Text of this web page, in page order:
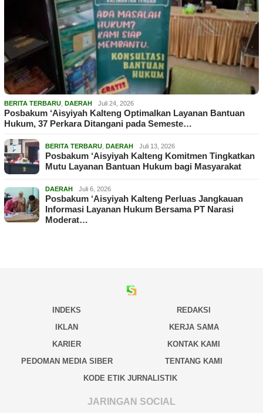
BERITA TERBARU DAERAH Juli 24, 2026
Posbakum ‘Aisyiyah Kalteng Optimalkan Layanan Bantuan
Hukum, 37 Perkara Ditangani pada Semeste…
BERITA TERBARU DAERAH Juli 13, 2026
Posbakum ‘Aisyiyah Kalteng Komitmen Tingkatkan
Mutu Layanan Bantuan Hukum bagi Masyarakat
DAERAH Juli 6, 2026
Posbakum ‘Aisyiyah Kalteng Perluas Jangkauan
Informasi Layanan Hukum Bersama PT Narasi
Moderat…
INDEKS
REDAKSI
IKLAN
KERJA SAMA
KARIER
KONTAK KAMI
PEDOMAN MEDIA SIBER
TENTANG KAMI
KODE ETIK JURNALISTIK
JARINGAN SOCIAL